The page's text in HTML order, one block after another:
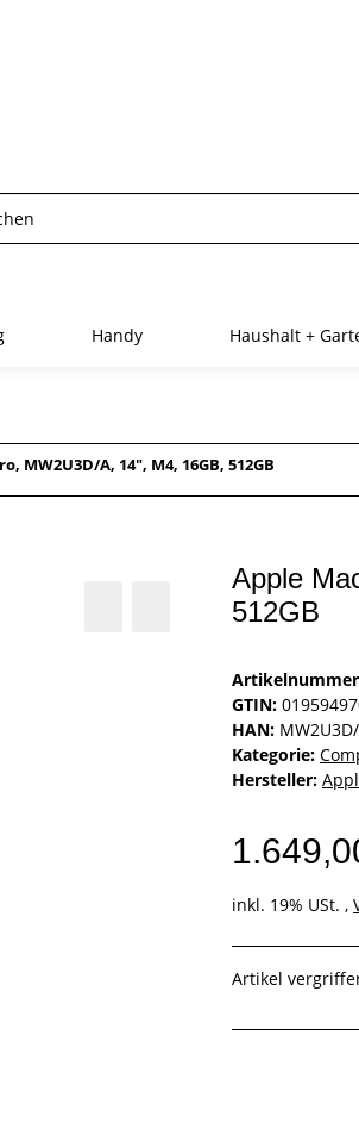
Handy Haushalt +
MW2U3D/A, 14", M4, 16GB, 512GB
Apple
512GB
GTIN:
HAN:
Kategorie:
Hersteller:
inkl. 19% USt. ,
Artikel